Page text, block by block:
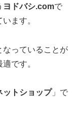
ヨドバシ.comで
ます。
なっていることが
です。
ットショップ」で